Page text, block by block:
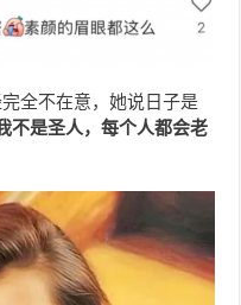
全不在意，她说日子是
不是圣人，每个人都会老